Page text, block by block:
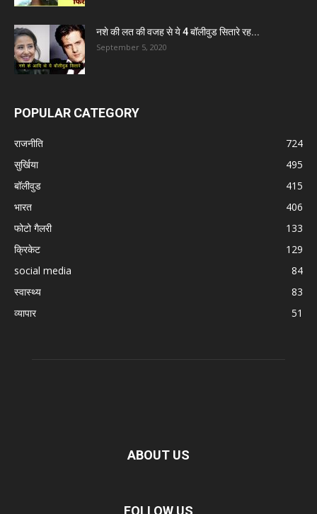
नशे की लत की वजह से ये 4 बॉलीवुड सितारे रह...
September 5, 2020
POPULAR CATEGORY
राजनीति
724
सुर्खिया
495
बॉलीवुड
415
भारत
406
फोटो गैलरी
133
क्रिकेट
129
social media
84
स्वास्थ्य
83
व्यापार
51
ABOUT US